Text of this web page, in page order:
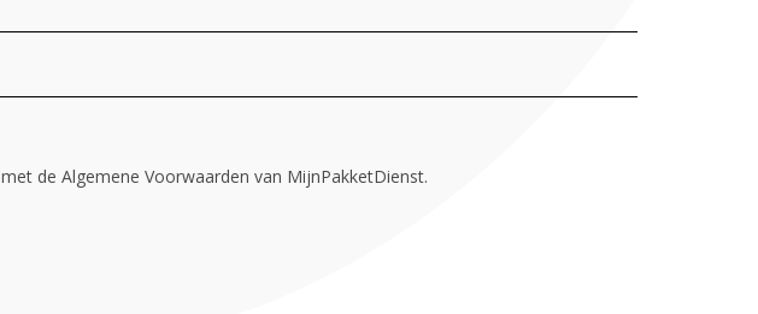
de Algemene Voorwaarden van MijnPakketDienst.